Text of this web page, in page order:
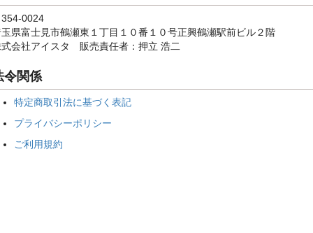
0024
県富士見市鶴瀬東１丁目１０番１０号正興鶴瀬駅前ビル２階
会社アイスタ 販売責任者：押立 浩二
令関係
特定商取引法に基づく表記
プライバシーポリシー
ご利用規約